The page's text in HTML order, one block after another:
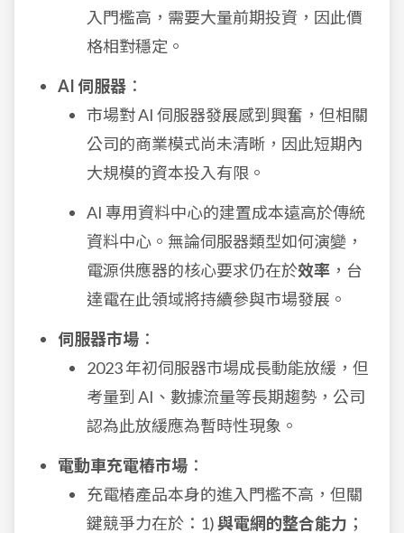
入門檻高，需要大量前期投資，因此價
格相對穩定。
AI 伺服器 ：
市場對 AI 伺服器發展感到興奮，但相關
公司的商業模式尚未清晰，因此短期內
大規模的資本投入有限。
AI 專用資料中心的建置成本遠高於傳統
資料中心。無論伺服器類型如何演變，
電源供應器的核心要求仍在於效率 ，台
達電在此領域將持續參與市場發展。
伺服器市場 ：
2023 年初伺服器市場成長動能放緩，但
考量到 AI、數據流量等長期趨勢，公司
認為此放緩應為暫時性現象。
電動車充電樁市場 ：
充電樁產品本身的進入門檻不高，但關
鍵競爭力在於：1)與電網的整合能力 ；